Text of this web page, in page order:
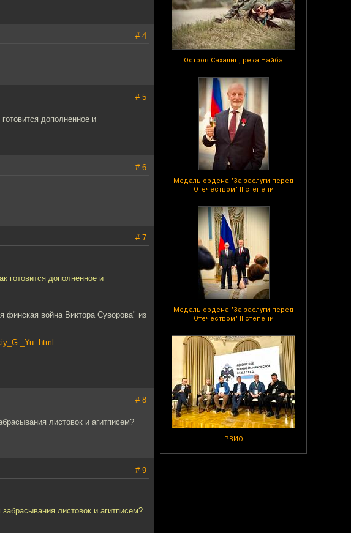
Остров Сахалин, река Найба
Медаль ордена "За заслуги перед
Отечеством" II степени
Медаль ордена "За заслуги перед
Отечеством" II степени
РВИО
# 4
# 5
дополненное и
# 6
# 7
готовится дополненное и
финская война Виктора Суворова" из
# 8
листовок и агитписем?
# 9
листовок и агитписем?